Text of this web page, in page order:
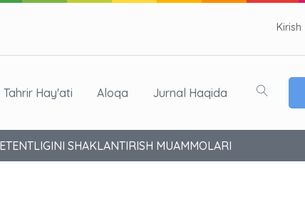
Kirish
Tahrir Hay'ati Aloqa Jurnal Haqida
SHAKLANTIRISH MUAMMOLARI